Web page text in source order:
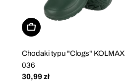
Wybierz opcje
Chodaki typu "Clogs" KOLMAX
036
Cena
30,99 zł